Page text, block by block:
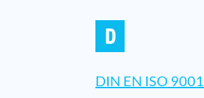
D
DIN EN ISO 9001